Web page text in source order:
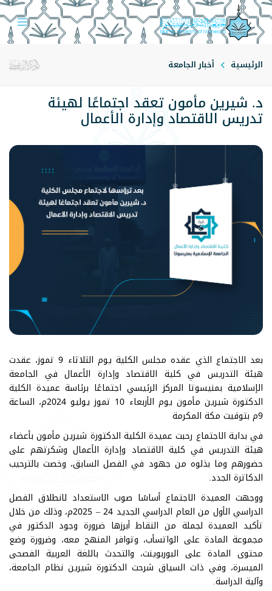
الرئيسية أخبار الجامعة
د. شيرين مأمون تعقد اجتماعًا لهيئة
تدريس الاقتصاد وإدارة الأعمال
بعد الاجتماع الذي عقده مجلس الكلية يوم الثلاثاء 9 تموز، عقدت
هيئة التدريس في كلية الاقتصاد وإدارة الأعمال في الجامعة
الإسلامية بمنيسوتا المركز الرئيسي اجتماعًا برئاسة عميدة الكلية
الدكتورة شيرين مأمون يوم الأربعاء 10 تموز يوليو 2024م، الساعة
9م بتوقيت مكة المكرمة
في بداية الاجتماع رحبت عميدة الكلية الدكتورة شيرين مأمون بأعضاء
هيئة التدريس في كلية الاقتصاد وإدارة الأعمال وشكرتهم على
حضورهم وما بذلوه من جهود في الفصل السابق، وخصت بالترحيب
الدكاترة الجدد.
ووجهت العميدة الاجتماع أساسًا صوب الاستعداد لانطلاق الفصل
الدراسي الأول من العام الدراسي الجديد 24 – 2025م، وذلك من خلال
تأكيد العميدة لجملة من النقاط أبرزها ضرورة وجود الدكتور في
مجموعة المادة على الواتسأب، وتوافر المنهج معه، وضرورة وضع
محتوى المادة على البوربوينت، والتحدث باللغة العربية الفصحى
الميسرة، وفي ذات السياق شرحت الدكتورة شيرين نظام الجامعة،
وآلية الدراسة.